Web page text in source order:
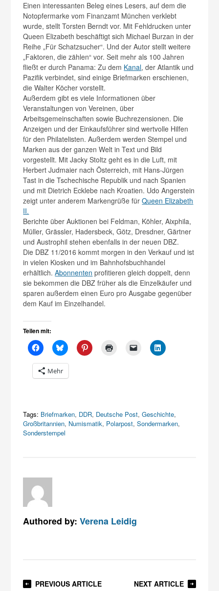
Einen interessanten Beleg eines Lesers, auf dem die
Notopfermarke vom Finanzamt München verklebt
wurde, stellt Torsten Berndt vor. Mit Fehldrucken unter
Queen Elizabeth beschäftigt sich Michael Burzan in der
Reihe „Für Schatzsucher“. Und der Autor stellt weitere
„Faktoren, die zählen“ vor. Seit mehr als 100 Jahren
fließt er durch Panama: Zu dem Kanal, der Atlantik und
Pazifik verbindet, sind einige Briefmarken erschienen,
die Walter Köcher vorstellt.
Außerdem gibt es viele Informationen über
Veranstaltungen von Vereinen, über
Arbeitsgemeinschaften sowie Buchrezensionen. Die
Anzeigen und der Einkaufsführer sind wertvolle Hilfen
für den Philatelisten. Außerdem werden Stempel und
Marken aus der ganzen Welt in Text und Bild
vorgestellt. Mit Jacky Stoltz geht es in die Luft, mit
Herbert Judmaier nach Österreich, mit Hans-Jürgen
Tast in die Tschechische Republik und nach Spanien
und mit Dietrich Ecklebe nach Kroatien. Udo Angerstein
zeigt unter anderem Markengrüße fürQueen Elizabeth
II.
Berichte über Auktionen bei Feldman, Köhler, Aixphila,
Müller, Grässler, Hadersbeck, Götz, Dresdner, Gärtner
und Austrophil stehen ebenfalls in der neuen DBZ.
Die DBZ 11/2016 kommt morgen in den Verkauf und ist
in vielen Kiosken und im Bahnhofsbuchhandel
erhältlich.Abonnenten profitieren gleich doppelt, denn
sie bekommen die DBZ früher als die Einzelkäufer und
sparen außerdem einen Euro pro Ausgabe gegenüber
dem Kauf im Einzelhandel.
Teilen mit:
Mehr
Tags: Briefmarken, DDR, Deutsche Post,Geschichte,
Großbritannien, Numismatik, Polarpost,Sondermarken,
Sonderstempel
Authored by:Verena Leidig
PREVIOUS ARTICLE NEXT ARTICLE